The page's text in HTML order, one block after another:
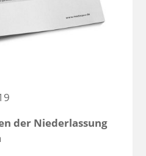
der Niederlassung